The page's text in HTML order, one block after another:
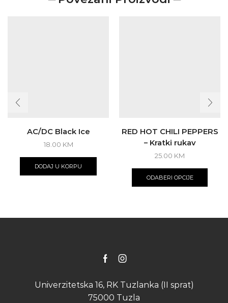
AC/DC Black Ice
18.00 KM
DODAJ U KORPU
RED HOT CHILI PEPPERS
– Kratki rukav
25.00 KM
ODABERI OPCIJE
FacebookInstagram
Univerzitetska 16, RK Tuzlanka (II sprat)
75000 Tuzla